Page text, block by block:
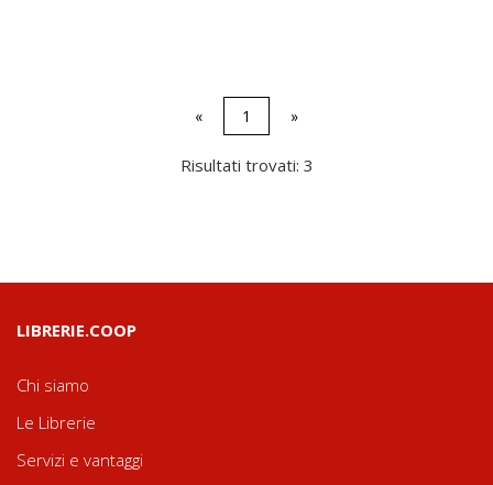
« 1 »
Risultati trovati: 3
LIBRERIE.COOP
Chi siamo
Le Librerie
Servizi e vantaggi